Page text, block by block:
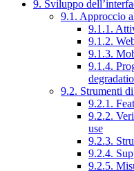
9. Sviluppo
9.1. Approccio
9.1.1.
9.1.2.
9.1.3.
9.1.4.
9.2. Strumenti
9.2.1.
9.2.2.
use
9.2.3.
9.2.4.
9.2.5.